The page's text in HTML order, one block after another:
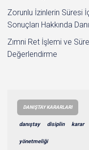
Zorunlu İzinlerin Süresi
Sonuçları Hakkında
Zımni Ret İşlemi ve
Değerlendirme
DANIŞTAY KARARLARI
danıştay disiplin karar
yönetmeliği